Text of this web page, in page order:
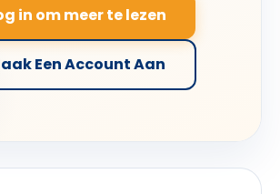
in om meer te lezen
Een Account Aan